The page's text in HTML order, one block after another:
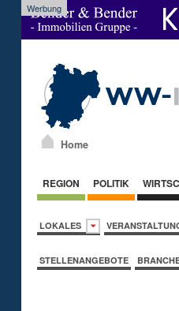
Werbung
Home
REGION POLITIK
LOKALES
STELLENANGEBOTE